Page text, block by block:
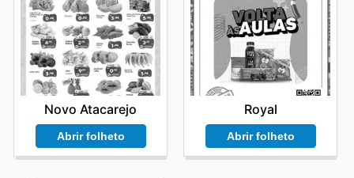
Novo Atacarejo
Abrir folheto
Royal
Abrir folheto